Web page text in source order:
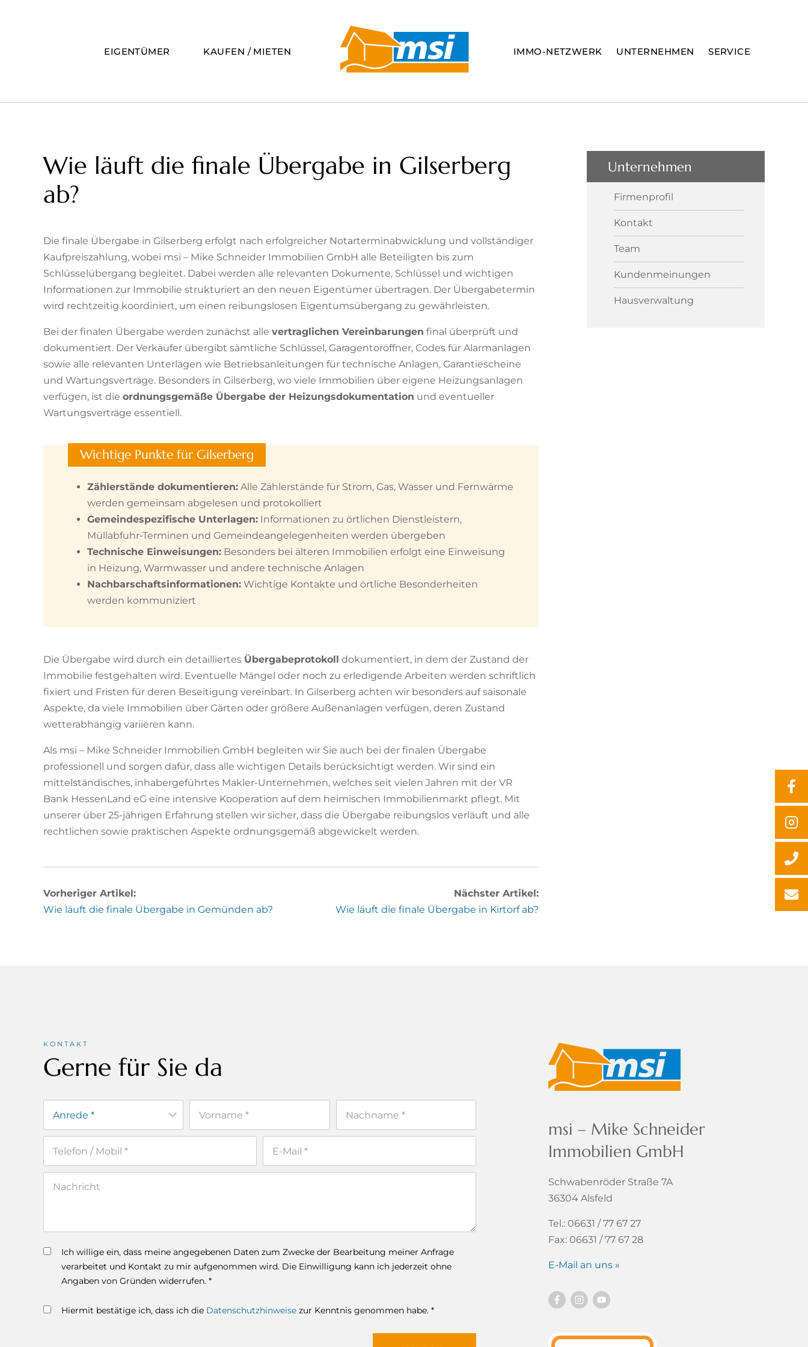
EIGENTÜMER
KAUFEN / MIETEN IMMO-NETZWERK UNTERNEHMEN SERVICE
Wie läuft die finale Übergabe in Gilserberg
ab?
Die finale Übergabe in Gilserberg erfolgt nach erfolgreicher Notarterminabwicklung und vollständiger
Kaufpreiszahlung, wobei msi – Mike Schneider Immobilien GmbH alle Beteiligten bis zum
Schlüsselübergang begleitet. Dabei werden alle relevanten Dokumente, Schlüssel und wichtigen
Informationen zur Immobilie strukturiert an den neuen Eigentümer übertragen. Der Übergabetermin
wird rechtzeitig koordiniert, um einen reibungslosen Eigentumsübergang zu gewährleisten.
Bei der finalen Übergabe werden zunächst alle vertraglichen Vereinbarungen final überprüft und
dokumentiert. Der Verkäufer übergibt sämtliche Schlüssel, Garagentoröffner, Codes für Alarmanlagen
sowie alle relevanten Unterlagen wie Betriebsanleitungen für technische Anlagen, Garantiescheine
und Wartungsverträge. Besonders in Gilserberg, wo viele Immobilien über eigene Heizungsanlagen
verfügen, ist die ordnungsgemäße Übergabe der Heizungsdokumentation und eventueller
Wartungsverträge essentiell.
Wichtige Punkte für Gilserberg
Zählerstände dokumentieren: Alle Zählerstände für Strom, Gas, Wasser und Fernwärme
werden gemeinsam abgelesen und protokolliert
Gemeindespezifische Unterlagen: Informationen zu örtlichen Dienstleistern,
Müllabfuhr-Terminen und Gemeindeangelegenheiten werden übergeben
Technische Einweisungen: Besonders bei älteren Immobilien erfolgt eine Einweisung
in Heizung, Warmwasser und andere technische Anlagen
Nachbarschaftsinformationen: Wichtige Kontakte und örtliche Besonderheiten
werden kommuniziert
Die Übergabe wird durch ein detailliertes Übergabeprotokoll dokumentiert, in dem der Zustand der
Immobilie festgehalten wird. Eventuelle Mängel oder noch zu erledigende Arbeiten werden schriftlich
fixiert und Fristen für deren Beseitigung vereinbart. In Gilserberg achten wir besonders auf saisonale
Aspekte, da viele Immobilien über Gärten oder größere Außenanlagen verfügen, deren Zustand
wetterabhängig variieren kann.
Als msi – Mike Schneider Immobilien GmbH begleiten wir Sie auch bei der finalen Übergabe
professionell und sorgen dafür, dass alle wichtigen Details berücksichtigt werden. Wir sind ein
mittelständisches, inhabergeführtes Makler-Unternehmen, welches seit vielen Jahren mit der VR
Bank HessenLand eG eine intensive Kooperation auf dem heimischen Immobilienmarkt pflegt. Mit
unserer über 25-jährigen Erfahrung stellen wir sicher, dass die Übergabe reibungslos verläuft und alle
rechtlichen sowie praktischen Aspekte ordnungsgemäß abgewickelt werden.
Vorheriger Artikel:
Wie läuft die finale Übergabe in Gemünden ab?
Nächster Artikel:
Wie läuft die finale Übergabe in Kirtorf ab?
Unternehmen
Firmenprofil
Kontakt
Team
Kundenmeinungen
Hausverwaltung
KONTAKT
Gerne für Sie da
Ich willige ein, dass meine angegebenen Daten zum Zwecke der Bearbeitung meiner Anfrage
verarbeitet und Kontakt zu mir aufgenommen wird. Die Einwilligung kann ich jederzeit ohne
Angaben von Gründen widerrufen. *
Hiermit bestätige ich, dass ich die Datenschutzhinweise zur Kenntnis genommen habe. *
msi – Mike Schneider
Immobilien GmbH
Schwabenröder Straße 7A
36304 Alsfeld
Tel.: 06631 / 77 67 27
Fax: 06631 / 77 67 28
E-Mail an uns »